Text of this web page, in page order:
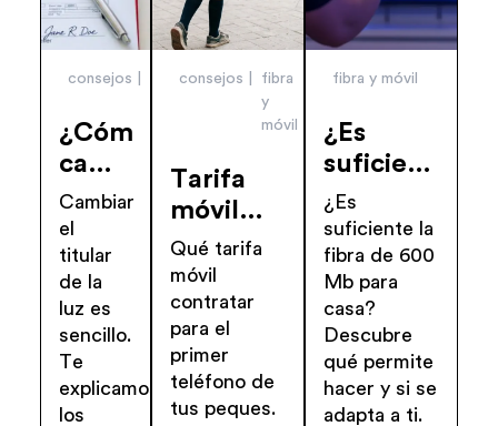
consejos energía
¿Cómo
cambiar
el
titular
de la
luz
del
contrato?
Cambiar
el
titular
de la
luz es
sencillo.
Te
explicamos
los
consejos
fibra
y
móvil
Tarifa
móvil
para el
primer
smartphone
Qué tarifa
móvil
contratar
para el
primer
teléfono de
tus peques.
fibra y móvil
¿Es
suficiente
la fibra
600 Mb
para una
casa?
¿Es
suficiente la
fibra de 600
Mb para
casa?
Descubre
qué permite
hacer y si se
adapta a ti.